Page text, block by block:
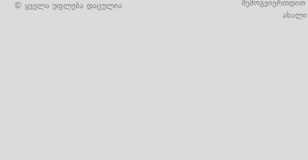
© ყველა უფლება დაცულია
შემოგვიერთდით
ახალი